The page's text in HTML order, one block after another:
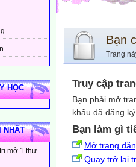
HỌC
NHẤT
mở 1 thư
Bạn
Trang
Truy cập
Bạn phải mở
khẩu đã đăng
Bạn làm gì
Mở trang
Quay trở lại